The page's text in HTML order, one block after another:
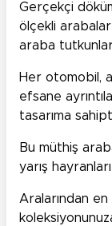
Gerçekçi
ölçekli
araba
Her otomobil,
efsane
tasarıma
Bu müthiş
yarış
Aralarından